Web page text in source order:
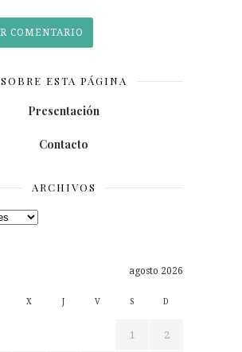
SOBRE ESTA PÁGINA
Presentación
Contacto
ARCHIVOS
agosto 2026
X V S D
1 2